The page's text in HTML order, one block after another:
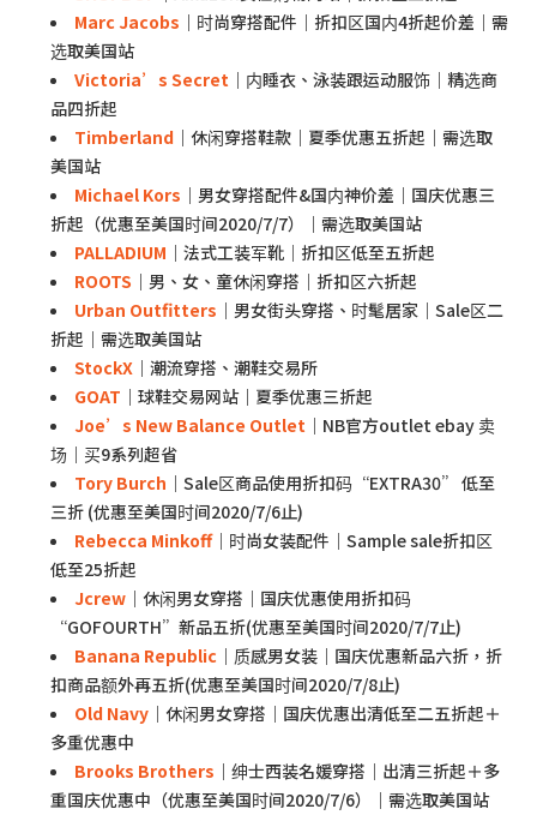
Marc Jacobs ｜时尚穿搭配件｜折扣区国内4折起价差｜需
选取美国站
Victoria’s Secret ｜内睡衣、泳装跟运动服饰｜精选商
品四折起
Timberland ｜休闲穿搭鞋款｜夏季优惠五折起｜需选取
美国站
Michael Kors ｜男女穿搭配件&国内神价差｜国庆优惠三
折起（优惠至美国时间2020/7/7）｜需选取美国站
PALLADIUM ｜法式工装军靴｜折扣区低至五折起
ROOTS ｜男、女、童休闲穿搭｜折扣区六折起
Urban Outfitters ｜男女街头穿搭、时髦居家｜Sale区二
折起｜需选取美国站
StockX ｜潮流穿搭、潮鞋交易所
GOAT ｜球鞋交易网站｜夏季优惠三折起
Joe’s New Balance Outlet ｜NB官方outlet ebay 卖
场｜买9系列超省
Tory Burch ｜Sale区商品使用折扣码“EXTRA30” 低至
三折 (优惠至美国时间2020/7/6止)
Rebecca Minkoff｜时尚女装配件｜Sample sale折扣区
低至25折起
Jcrew ｜休闲男女穿搭｜国庆优惠使用折扣码
“GOFOURTH”新品五折(优惠至美国时间2020/7/7止)
Banana Republic ｜质感男女装｜国庆优惠新品六折，折
扣商品额外再五折(优惠至美国时间2020/7/8止)
Old Navy ｜休闲男女穿搭｜国庆优惠出清低至二五折起＋
多重优惠中
Brooks Brothers ｜绅士西装名媛穿搭｜出清三折起＋多
重国庆优惠中（优惠至美国时间2020/7/6）｜需选取美国站